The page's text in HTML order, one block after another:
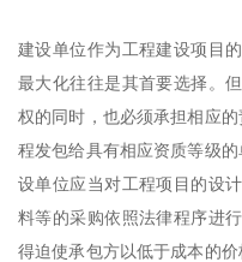
建设单位作为工程建设项目
最大化往往是其首要选择。
权的同时，也必须承担相应
程发包给具有相应资质等级
设单位应当对工程项目的设
料等的采购依照法律程序进
得迫使承包方以低于成本的